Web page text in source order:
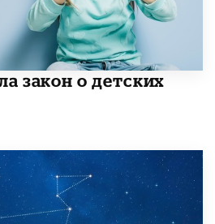
закон о детских